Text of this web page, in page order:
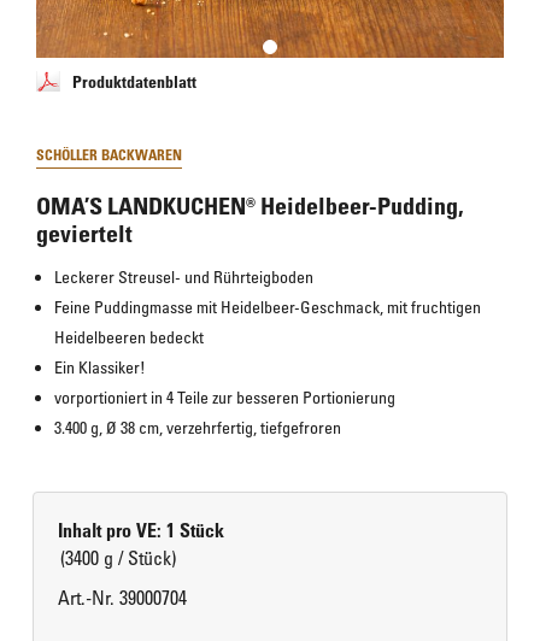
Produktdatenblatt
SCHÖLLER BACKWAREN
OMA’S LANDKUCHEN® Heidelbeer-Pudding,
geviertelt
Leckerer Streusel- und Rührteigboden
Feine Puddingmasse mit Heidelbeer-Geschmack, mit fruchtigen
Heidelbeeren bedeckt
Ein Klassiker!
vorportioniert in 4 Teile zur besseren Portionierung
3.400 g, Ø 38 cm, verzehrfertig, tiefgefroren
Inhalt pro VE: 1 Stück
(3400 g / Stück)
Art.-Nr. 39000704